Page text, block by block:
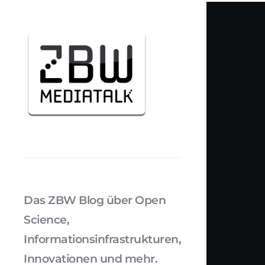
Das ZBW Blog über Open
Science,
Informationsinfrastrukturen,
Innovationen und mehr.